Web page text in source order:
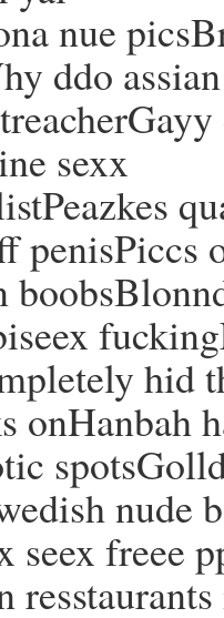
nue
ddo
sexx
penisPiccs
hid
onHanbah
nude
seex freee